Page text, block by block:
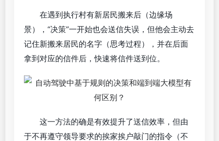
在遇到执行村有新居民搬来后（边缘场
景），“决策”一开始也会送信失误，但他会主动去
记住新搬来居民的名字（思考过程），并在后面
拿到对应的信件后，快速将信件送到位。
这一方法的确是有效提升了送信效率，但由
于不再遵守领导要求的挨家挨户敲门的指令（不